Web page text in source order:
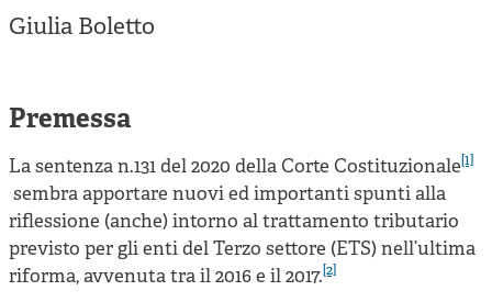
Giulia Boletto
Premessa
La sentenza n.131 del 2020 della Corte Costituzionale[1]
sembra apportare nuovi ed importanti spunti alla
riflessione (anche) intorno al trattamento tributario
previsto per gli enti del Terzo settore (ETS) nell’ultima
riforma, avvenuta tra il 2016 e il 2017.[2]